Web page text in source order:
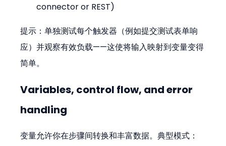
connector or REST)
提示：单独测试每个触发器（例如提交测试表单响
应）并观察有效负载——这使将输入映射到变量变得
简单。
Variables, control flow, and error
handling
变量允许你在步骤间转换和丰富数据。典型模式：